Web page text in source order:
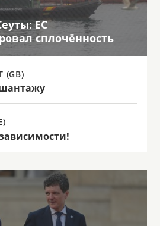
ЕС
сплочённость
(GB)